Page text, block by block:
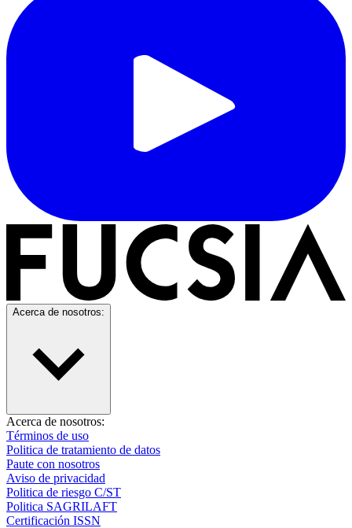
Acerca de nosotros:
Acerca de nosotros:
Términos de uso
Politica de tratamiento de datos
Paute con nosotros
Aviso de privacidad
Politica de riesgo C/ST
Politica SAGRILAFT
Certificación ISSN